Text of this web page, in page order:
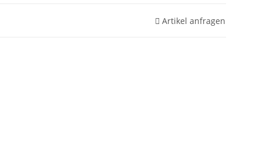
Artikel anfragen